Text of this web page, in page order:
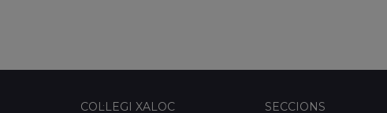
COL·LEGI XALOC
SECCIONS